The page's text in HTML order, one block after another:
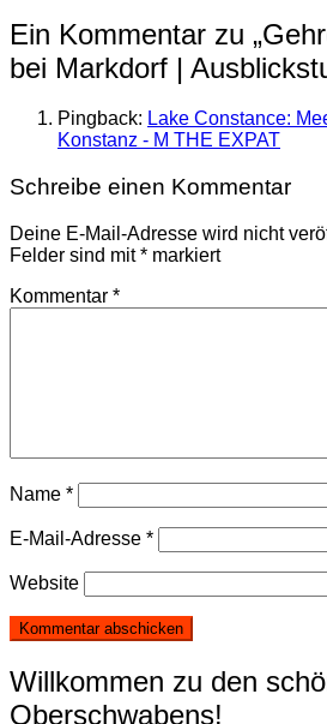
Ein Kommentar zu „
bei Markdorf |
Pingback: Lake Constance:
Konstanz - M THE EXPAT
Schreibe einen Kommentar
Deine E-Mail-Adresse wird nicht
Felder sind mit* markiert
Kommentar *
Name *
E-Mail-Adresse *
Website
Willkommen zu den
Oberschwabens!